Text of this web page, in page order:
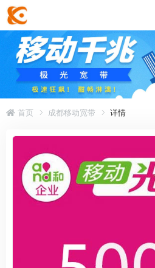
首页 成都移动宽带 详情